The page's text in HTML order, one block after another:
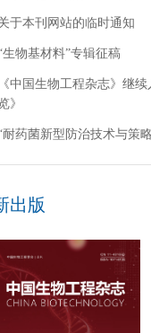
于本刊网站的临时通知
生物基材料”专辑征稿
中国生物工程杂志》继
》
耐药菌新型防治技术与策
出版